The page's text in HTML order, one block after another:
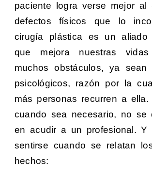
paciente logra verse mejor al
defectos físicos que lo
cirugía plástica es un aliado
que mejora nuestras
muchos obstáculos, ya sean
psicológicos, razón por la
más personas recurren a
cuando sea necesario, no se
en acudir a un profesional. Y
sentirse cuando se relatan
hechos: